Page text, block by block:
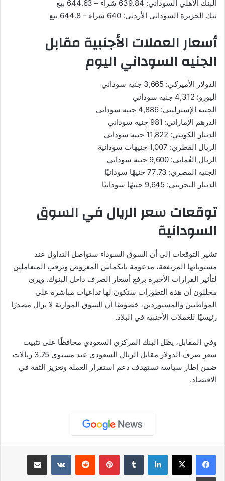
البنك الأهلي السوداني: 639.84 شراء – 644.63 بيع
بنك الجزيرة السوداني الأردني: 640 شراء – 644.8 بيع
أسعار العملات الأجنبية مقابل
الجنيه السوداني اليوم
الدولار الأميركي: 3,665 جنيه سوداني
اليورو: 4,312 جنيه سوداني
الجنيه الإسترليني: 4,886 جنيه سوداني
الدرهم الإماراتي: 981 جنيه سوداني
الدينار الكويتي: 11,822 جنيه سوداني
الريال القطري: 1,007 جنيهات سودانية
الريال العُماني: 9,600 جنيه سوداني
الجنيه المصري: 77.73 جنيهًا سودانيًا
الدينار البحريني: 9,645 جنيهًا سودانيًا
توقعات سعر الريال في السوق
السودانية
تشير التوقعات إلى أن السوق السوداء ستواصل التداول عند
مستوياتها المرتفعة، مدعومة بانكماش المعروض وترقب المتعاملين
لتأثير القرارات الأخيرة برفع أسعار الصرف داخل البنوك. ويرى
محللون أن هذه التطورات ستكون لها تداعيات مباشرة على
المواطنين والمستوردين، خصوصًا أن السوق الموازية لا تزال مصدرًا
رئيسيًا للعملات الأجنبية في البلاد.
وفي المقابل، يظل البنك المركزي السعودي محافظًا على تثبيت
سعر صرف الدولار مقابل الريال السعودي عند مستوى 3.75 ريالات
ضمن إطار سياسة تستهدف دعم استقرار العملة وتعزيز الثقة في
الاقتصاد.
لينكدإن بينتيريست مشاركة عبر البريد
طباعة